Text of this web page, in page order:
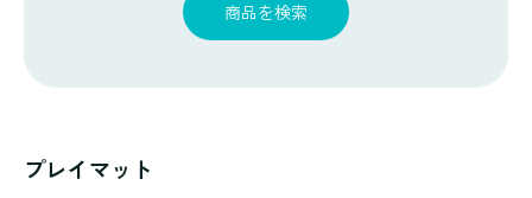
商品を検索
プレイマット